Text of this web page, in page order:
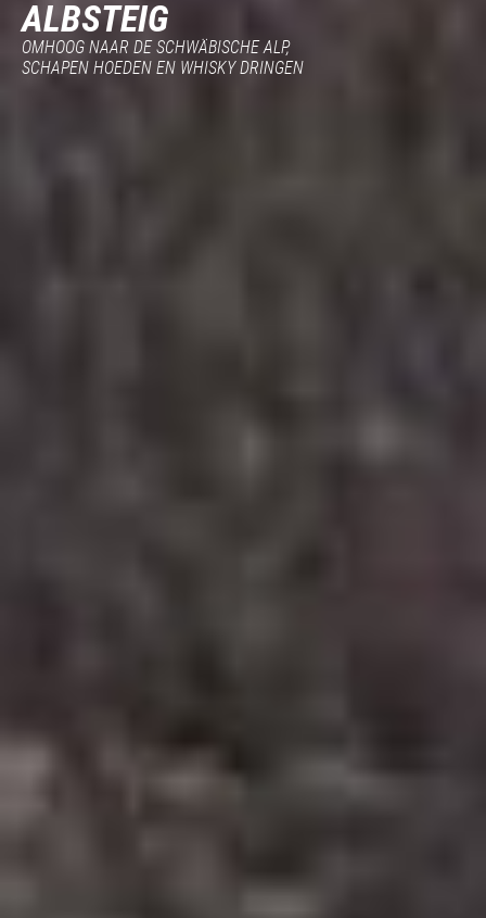
ALBSTEIG
OMHOOG NAAR DE SCHWÄBISCHE ALP,
SCHAPEN HOEDEN EN WHISKY DRINGEN